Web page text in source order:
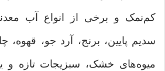
کم‌نمک و برخی از انواع آب
سدیم پایین، برنج، آرد جو، قهوه،
میوه‌های خشک، سبزیجات تازه و